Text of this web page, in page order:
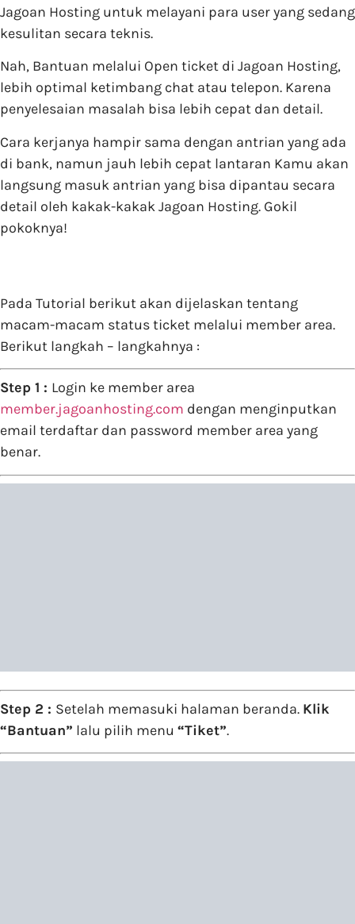
Jagoan Hosting untuk melayani para user yang sedang
kesulitan secara teknis.
Nah, Bantuan melalui Open ticket di Jagoan Hosting,
lebih optimal ketimbang chat atau telepon. Karena
penyelesaian masalah bisa lebih cepat dan detail.
Cara kerjanya hampir sama dengan antrian yang ada
di bank, namun jauh lebih cepat lantaran Kamu akan
langsung masuk antrian yang bisa dipantau secara
detail oleh kakak-kakak Jagoan Hosting. Gokil
pokoknya!
Pada Tutorial berikut akan dijelaskan tentang
macam-macam status ticket melalui member area.
Berikut langkah – langkahnya :
Step 1 : Login ke member area
member.jagoanhosting.com dengan menginputkan
email terdaftar dan password member area yang
benar.
Step 2 : Setelah memasuki halaman beranda. Klik
“Bantuan” lalu pilih menu “Tiket”.